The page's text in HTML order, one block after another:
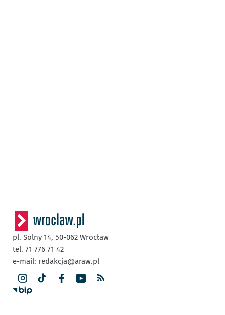
pl. Solny 14, 50-062 Wrocław
tel. 71 776 71 42
e-mail: redakcja@araw.pl